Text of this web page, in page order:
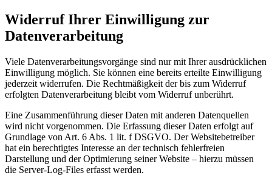
Widerruf Ihrer Einwilligung zur
Datenverarbeitung
Viele Datenverarbeitungsvorgänge sind nur mit Ihrer ausdrücklichen
Einwilligung möglich. Sie können eine bereits erteilte Einwilligung
jederzeit widerrufen. Die Rechtmäßigkeit der bis zum Widerruf
erfolgten Datenverarbeitung bleibt vom Widerruf unberührt.
Eine Zusammenführung dieser Daten mit anderen Datenquellen
wird nicht vorgenommen. Die Erfassung dieser Daten erfolgt auf
Grundlage von Art. 6 Abs. 1 lit. f DSGVO. Der Websitebetreiber
hat ein berechtigtes Interesse an der technisch fehlerfreien
Darstellung und der Optimierung seiner Website – hierzu müssen
die Server-Log-Files erfasst werden.